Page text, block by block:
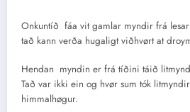
Onkuntíð fáa vit gamlar myndir frá
tað kann verða hugaligt viðhvørt at
Hendan myndin er frá tíðini táið
Tað var ikki ein og hvør sum tók
himmalhøgur.